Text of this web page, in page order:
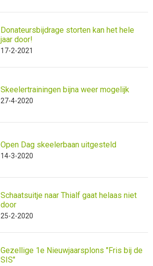
Donateursbijdrage storten kan het hele
jaar door!
17-2-2021
Skeelertrainingen bijna weer mogelijk
27-4-2020
Open Dag skeelerbaan uitgesteld
14-3-2020
Schaatsuitje naar Thialf gaat helaas niet
door
25-2-2020
Gezellige 1e Nieuwjaarsplons "Fris bij de
SIS"